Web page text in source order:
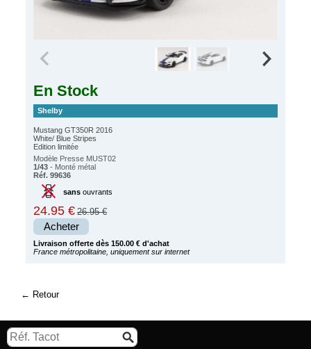
En Stock
Shelby
Mustang GT350R 2016
White/ Blue Stripes
Edition limitée
Modèle Presse MUST02
1/43 - Monté métal
Réf. 99636
sansouvrants
24.95 € 26.95 €
Acheter
Livraison offerte dès 150.00 € d'achat
France métropolitaine, uniquement sur internet
Retour